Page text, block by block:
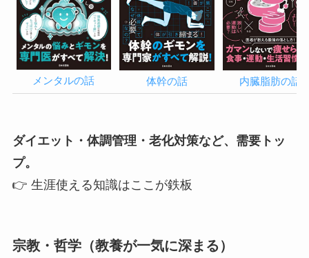
メンタルの話 体幹の話 内臓脂肪の話
ダイエット・体調管理・老化対策など、需要トッ
プ。
👉 生涯使える知識はここが鉄板
宗教・哲学（教養が一気に深まる）